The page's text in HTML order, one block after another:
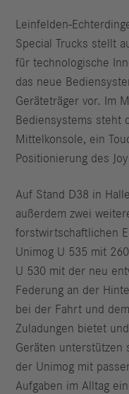
Leinfelden-
Special Trucks stellt
für technologische
das neue
Geräteträger vor. Im
Bediensystems steht
Mittelkonsole, ein
Positionierung des
Auf Stand D38 in
außerdem zwei
forstwirtschaftlichen
Unimog U 535 mit
U 530 mit der neu
Federung an der
bei der Fahrt und
Zuladungen bietet
Geräten unterstützen
der Unimog mit
Aufgaben im Alltag